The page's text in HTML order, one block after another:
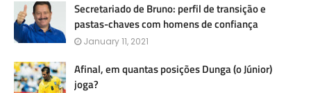
Secretariado de Bruno: perfil de transição e
pastas-chaves com homens de confiança
January 11, 2021
Afinal, em quantas posições Dunga (o Júnior)
joga?